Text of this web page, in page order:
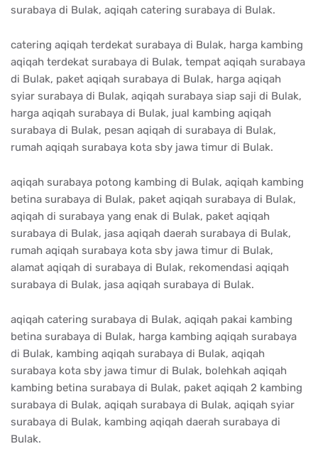
surabaya di Bulak, aqiqah catering surabaya di Bulak.
catering aqiqah terdekat surabaya di Bulak, harga kambing
aqiqah terdekat surabaya di Bulak, tempat aqiqah surabaya
di Bulak, paket aqiqah surabaya di Bulak, harga aqiqah
syiar surabaya di Bulak, aqiqah surabaya siap saji di Bulak,
harga aqiqah surabaya di Bulak, jual kambing aqiqah
surabaya di Bulak, pesan aqiqah di surabaya di Bulak,
rumah aqiqah surabaya kota sby jawa timur di Bulak.
aqiqah surabaya potong kambing di Bulak, aqiqah kambing
betina surabaya di Bulak, paket aqiqah surabaya di Bulak,
aqiqah di surabaya yang enak di Bulak, paket aqiqah
surabaya di Bulak, jasa aqiqah daerah surabaya di Bulak,
rumah aqiqah surabaya kota sby jawa timur di Bulak,
alamat aqiqah di surabaya di Bulak, rekomendasi aqiqah
surabaya di Bulak, jasa aqiqah surabaya di Bulak.
aqiqah catering surabaya di Bulak, aqiqah pakai kambing
betina surabaya di Bulak, harga kambing aqiqah surabaya
di Bulak, kambing aqiqah surabaya di Bulak, aqiqah
surabaya kota sby jawa timur di Bulak, bolehkah aqiqah
kambing betina surabaya di Bulak, paket aqiqah 2 kambing
surabaya di Bulak, aqiqah surabaya di Bulak, aqiqah syiar
surabaya di Bulak, kambing aqiqah daerah surabaya di
Bulak.